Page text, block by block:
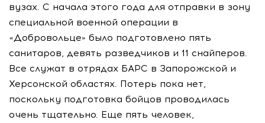
вузах. С начала этого года для отправки в зону
специальной военной операции в
«Добровольце» было подготовлено пять
санитаров, девять разведчиков и 11 снайперов.
Все служат в отрядах БАРС в Запорожской и
Херсонской областях. Потерь пока нет,
поскольку подготовка бойцов проводилась
очень тщательно. Еще пять человек,